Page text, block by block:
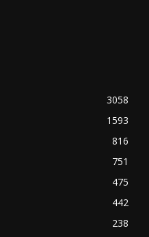
3058
1593
816
751
475
442
238